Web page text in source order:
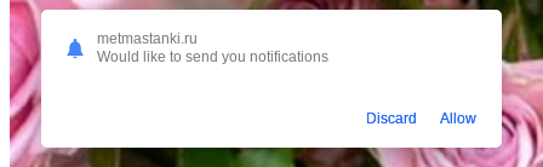
metmastanki.ru
Would like to send you notifications
Discard Allow